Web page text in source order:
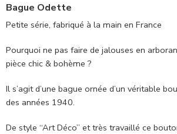
Bague Odette
Petite série, fabriqué à la main en France
Pourquoi ne pas faire de jalouses en
pièce chic & bohème ?
Il s’agit d’une bague ornée d’un véritable
des années 1940.
De style “Art Déco” et très travaillé ce